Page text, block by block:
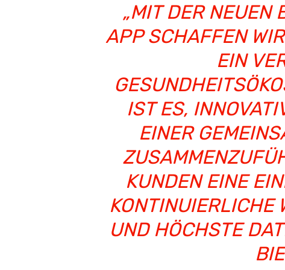
„MIT DER NEUEN
APP SCHAFFEN
EIN
IST ES,
EINER
KUNDEN EINE
KONTINUIERLICHE
UND HÖCHSTE